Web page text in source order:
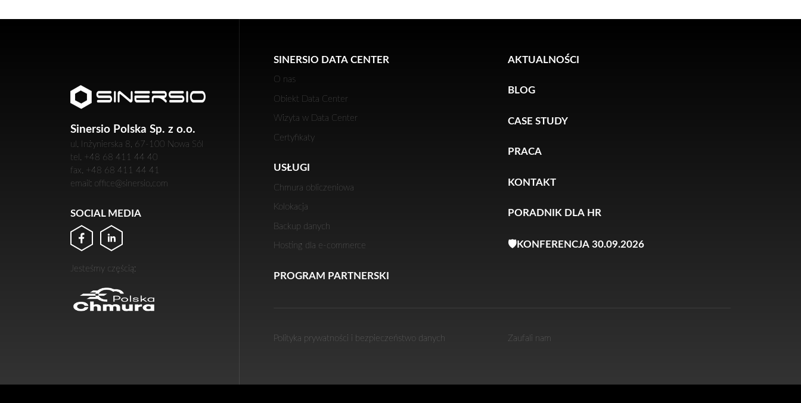
Sinersio Polska Sp. z o.o.
ul. Inżynierska 8, 67-100 Nowa Sól
tel. +48 68 411 44 40
fax. +48 68 411 44 41
email: office@sinersio.com
SOCIAL MEDIA
Jesteśmy częścią:
SINERSIO DATA CENTER
O nas
Obiekt Data Center
Wizyta w Data Center
Certyfikaty
USŁUGI
Chmura obliczeniowa
Kolokacja
Backup danych
Hosting dla e-commerce
PROGRAM PARTNERSKI
AKTUALNOŚCI
BLOG
CASE STUDY
PRACA
KONTAKT
PORADNIK DLA HR
🛡️KONFERENCJA 30.09.2026
Polityka prywatności i bezpieczeństwo danych Zaufali nam